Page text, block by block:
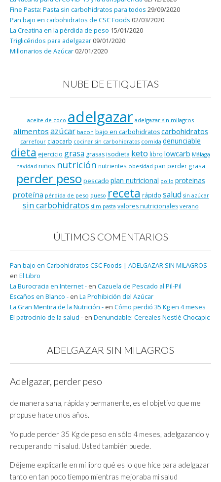
Fine Pasta: Pasta sin carbohidratos para todos 29/09/2020
Pan bajo en carbohidratos de CSC Foods 02/03/2020
La Creatina en la pérdida de peso 15/01/2020
Triglicéridos para adelgazar 09/01/2020
Millonarios de Azúcar 02/01/2020
NUBE DE ETIQUETAS
aceite de coco adelgazar adelgazar sin milagros
alimentos azúcar bacon bajo en carbohidratos carbohidratos
carrefour ciaocarb cocinar sin carbohidratos comida denunciable
dieta ejercicio grasa grasasisodieta keto libro lowcarb Málaga
navidad niños nutrición nutrientes obesidad pan perder grasa
perder peso pescado plan nutricional pollo proteinas
proteína pérdida de peso queso receta rápido salud sin azúcar
sin carbohidratos slim pasta valores nutricionales verano
ÚLTIMOS COMENTARIOS
Pan bajo en Carbohidratos CSC Foods | ADELGAZAR SIN MILAGROS
en El Libro
La Burocracia en Internet - en Cazuela de Pescado al Pil-Pil
Escaños en Blanco - en La Prohibición del Azúcar
La Gran Mentira de la Nutrición - en Cómo perdió 35 Kg en 4 meses
El patrocinio de la salud - en Denunciable: Cereales Nestlé Chocapic
ADELGAZAR SIN MILAGROS
Adelgazar, perder peso
de manera sana, rápida y permanente, es el objetivo que me
propuse hace unos años.
Yo pude perder 35 Kg de peso en sólo 4 meses, adelgazando y
recuperando mi salud. Usted también puede.
Déjeme explicarle en mi libro qué es lo que hice para adelgazar
tanto en tan poco tiempo mientras mejoraba mi salud